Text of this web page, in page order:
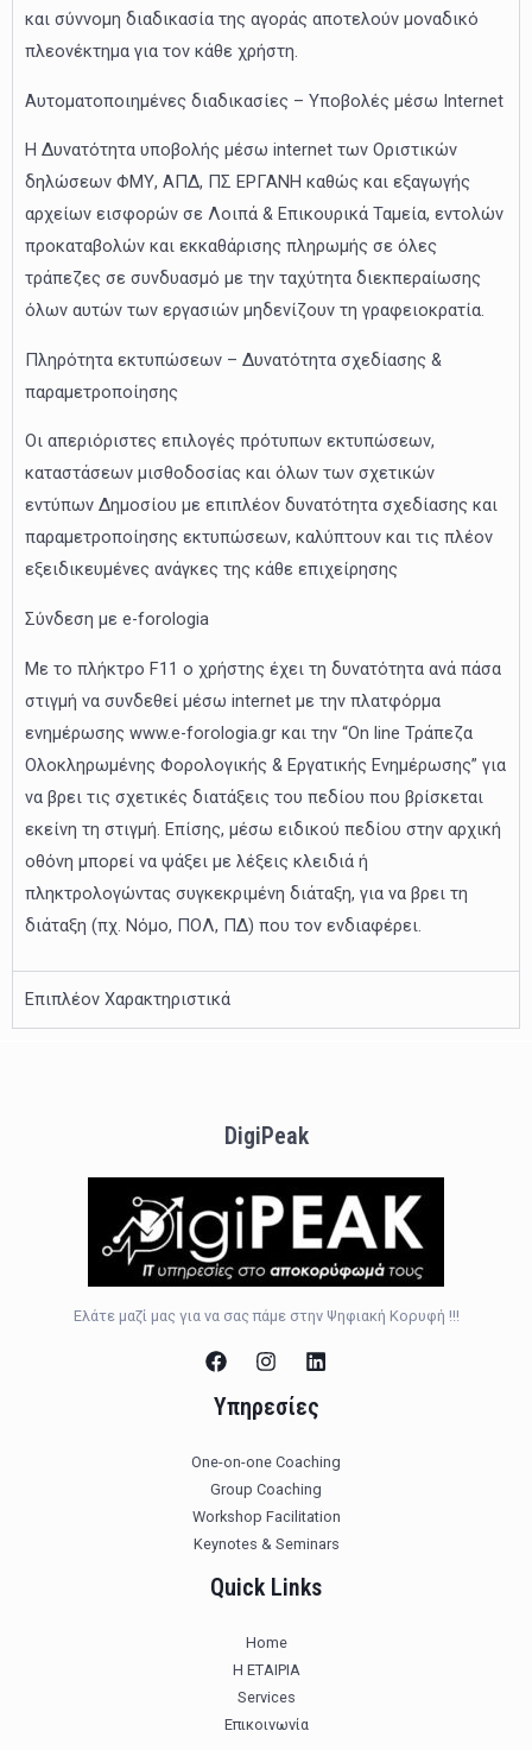
και σύννομη διαδικασία της αγοράς αποτελούν μοναδικό
πλεονέκτημα για τον κάθε χρήστη.
Αυτοματοποιημένες διαδικασίες – Υποβολές μέσω Internet
Η Δυνατότητα υποβολής μέσω internet των Οριστικών
δηλώσεων ΦΜΥ, ΑΠΔ, ΠΣ ΕΡΓΑΝΗ καθώς και εξαγωγής
αρχείων εισφορών σε Λοιπά & Επικουρικά Ταμεία, εντολών
προκαταβολών και εκκαθάρισης πληρωμής σε όλες
τράπεζες σε συνδυασμό με την ταχύτητα διεκπεραίωσης
όλων αυτών των εργασιών μηδενίζουν τη γραφειοκρατία.
Πληρότητα εκτυπώσεων – Δυνατότητα σχεδίασης &
παραμετροποίησης
Οι απεριόριστες επιλογές πρότυπων εκτυπώσεων,
καταστάσεων μισθοδοσίας και όλων των σχετικών
εντύπων Δημοσίου με επιπλέον δυνατότητα σχεδίασης και
παραμετροποίησης εκτυπώσεων, καλύπτουν και τις πλέον
εξειδικευμένες ανάγκες της κάθε επιχείρησης
Σύνδεση με e-forologia
Με το πλήκτρο F11 o χρήστης έχει τη δυνατότητα ανά πάσα
στιγμή να συνδεθεί μέσω internet με την πλατφόρμα
ενημέρωσης www.e-forologia.gr και την “Οn line Τράπεζα
Ολοκληρωμένης Φορολογικής & Εργατικής Ενημέρωσης” για
να βρει τις σχετικές διατάξεις του πεδίου που βρίσκεται
εκείνη τη στιγμή. Επίσης, μέσω ειδικού πεδίου στην αρχική
οθόνη μπορεί να ψάξει με λέξεις κλειδιά ή
πληκτρολογώντας συγκεκριμένη διάταξη, για να βρει τη
διάταξη (πχ. Νόμο, ΠΟΛ, ΠΔ) που τον ενδιαφέρει.
Επιπλέον Χαρακτηριστικά
DigiPeak
Ελάτε μαζί μας για να σας πάμε στην Ψηφιακή Κορυφή !!!
Υπηρεσίες
One-on-one Coaching
Group Coaching
Workshop Facilitation
Keynotes & Seminars
Quick Links
Home
Η ΕΤΑΙΡΙΑ
Services
Επικοινωνία